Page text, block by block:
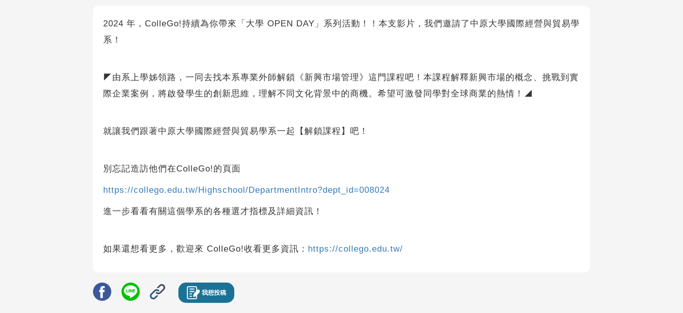
2024 年，ColleGo!持續為你帶來「大學 OPEN DAY」系列活動！！本支影片，我們邀請了中原大學國際經營與貿易學
系！
◤由系上學姊領路，一同去找本系專業外師解鎖《新興市場管理》這門課程吧！本課程解釋新興市場的概念、挑戰到實
際企業案例，將啟發學生的創新思維，理解不同文化背景中的商機。希望可激發同學對全球商業的熱情！◢
就讓我們跟著中原大學國際經營與貿易學系一起【解鎖課程】吧！
別忘記造訪他們在ColleGo!的頁面
https://collego.edu.tw/Highschool/DepartmentIntro?dept_id=008024
進一步看看有關這個學系的各種選才指標及詳細資訊！
如果還想看更多，歡迎來 ColleGo!收看更多資訊： https://collego.edu.tw/
我想投稿